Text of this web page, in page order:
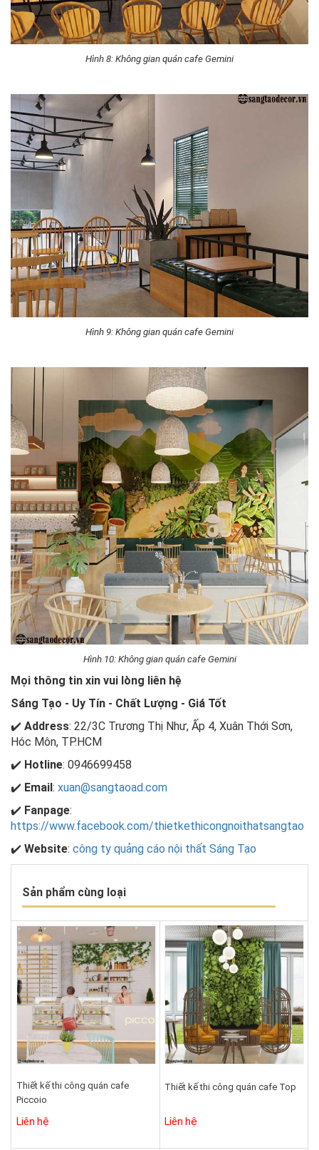
Hình 8: Không gian quán cafe Gemini
Hình 9: Không gian quán cafe Gemini
Hình 10: Không gian quán cafe Gemini
Mọi thông tin xin vui lòng liên hệ
Sáng Tạo - Uy Tín - Chất Lượng - Giá Tốt
✔️ Address: 22/3C Trương Thị Như, Ấp 4, Xuân Thới Sơn,
Hóc Môn, TP.HCM
✔️ Hotline: 0946699458
✔️ Email : xuan@sangtaoad.com
✔️ Fanpage:
https://www.facebook.com/thietkethicongnoithatsangtao
✔️ Website: công ty quảng cáo nội thất Sáng Tạo
Sản phẩm cùng loại
Thiết kế thi công quán cafe
Piccoio
Liên hệ
Thiết kế thi công quán cafe Top
Liên hệ